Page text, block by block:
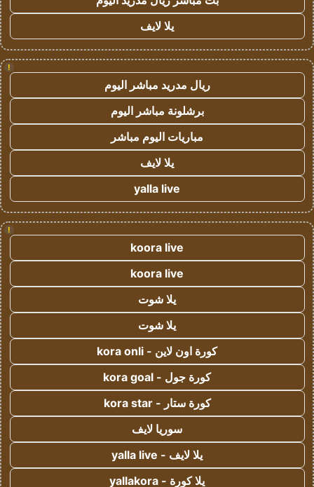
يلا لايف
!
ريال مدريد مباشر اليوم
برشلونة مباشر اليوم
مباريات اليوم مباشر
يلا لايف
yalla live
!
koora live
koora live
يلا شوت
يلا شوت
كورة اون لاين - kora onli
كورة جول - kora goal
كورة ستار - kora star
سوريا لايف
يلا لايف - yalla live
يلا كورة - yallakora